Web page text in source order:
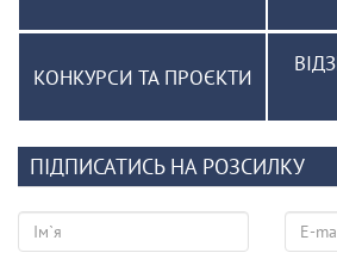
КОНКУРСИ ТА ПРОЄКТИ
ПІДПИСАТИСЬ НА РОЗСИЛКУ